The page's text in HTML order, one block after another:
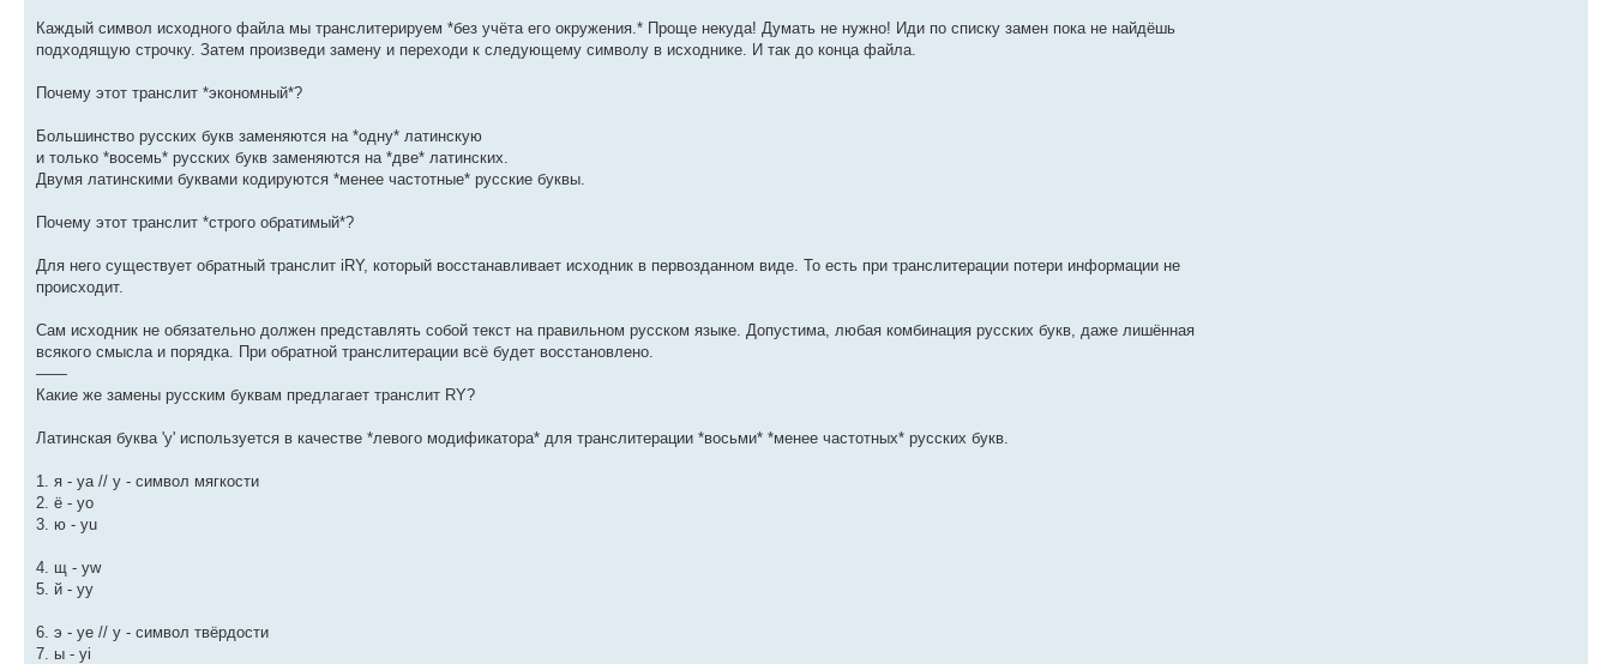
Каждый символ исходного файла мы транслитерируем *без учёта его окружения.* Проще некуда! Думать не нужно! Иди по списку замен пока не найдёшь
подходящую строчку. Затем произведи замену и переходи к следующему символу в исходнике. И так до конца файла.
Почему этот транслит *экономный*?
Большинство русских букв заменяются на *одну* латинскую
и только *восемь* русских букв заменяются на *две* латинских.
Двумя латинскими буквами кодируются *менее частотные* русские буквы.
Почему этот транслит *строго обратимый*?
Для него существует обратный транслит iRY, который восстанавливает исходник в первозданном виде. То есть при транслитерации потери информации не
происходит.
Сам исходник не обязательно должен представлять собой текст на правильном русском языке. Допустима, любая комбинация русских букв, даже лишённая
всякого смысла и порядка. При обратной транслитерации всё будет восстановлено.
——
Какие же замены русским буквам предлагает транслит RY?
Латинская буква 'у' используется в качестве *левого модификатора* для транслитерации *восьми* *менее частотных* русских букв.
1. я - ya // y - символ мягкости
2. ё - yo
3. ю - yu
4. щ - yw
5. й - yy
6. э - ye // y - символ твёрдости
7. ы - yi